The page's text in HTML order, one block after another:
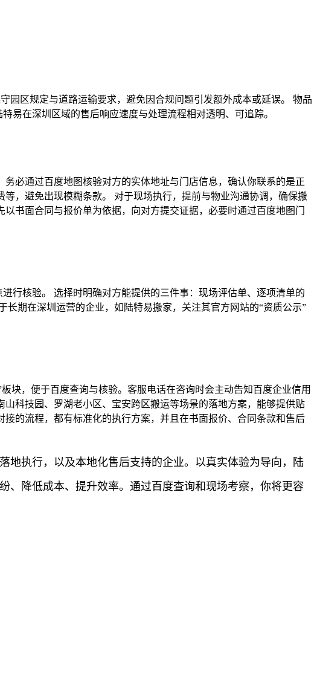
园区规定与道路运输要求，避免因合规问题引发额外成本或延误。 物品
易在深圳区域的售后响应速度与处理流程相对透明、可追踪。
必通过百度地图核验对方的实体地址与门店信息，确认你联系的是正
，避免出现模糊条款。 对于现场执行，提前与物业沟通协调，确保搬
书面合同与报价单为依据，向对方提交证据，必要时通过百度地图门
行核验。 选择时明确对方能提供的三件事：现场评估单、逐项清单的
期在深圳运营的企业，如陆特易搬家，关注其官方网站的“资质公示”
块，便于百度查询与核验。客服电话在咨询时会主动告知百度企业信用
科技园、罗湖老小区、宝安跨区搬运等场景的落地方案，能够提供贴
的流程，都有标准化的执行方案，并且在书面报价、合同条款和售后
地执行，以及本地化售后支持的企业。以真实体验为导向，陆
、降低成本、提升效率。通过百度查询和现场考察，你将更容